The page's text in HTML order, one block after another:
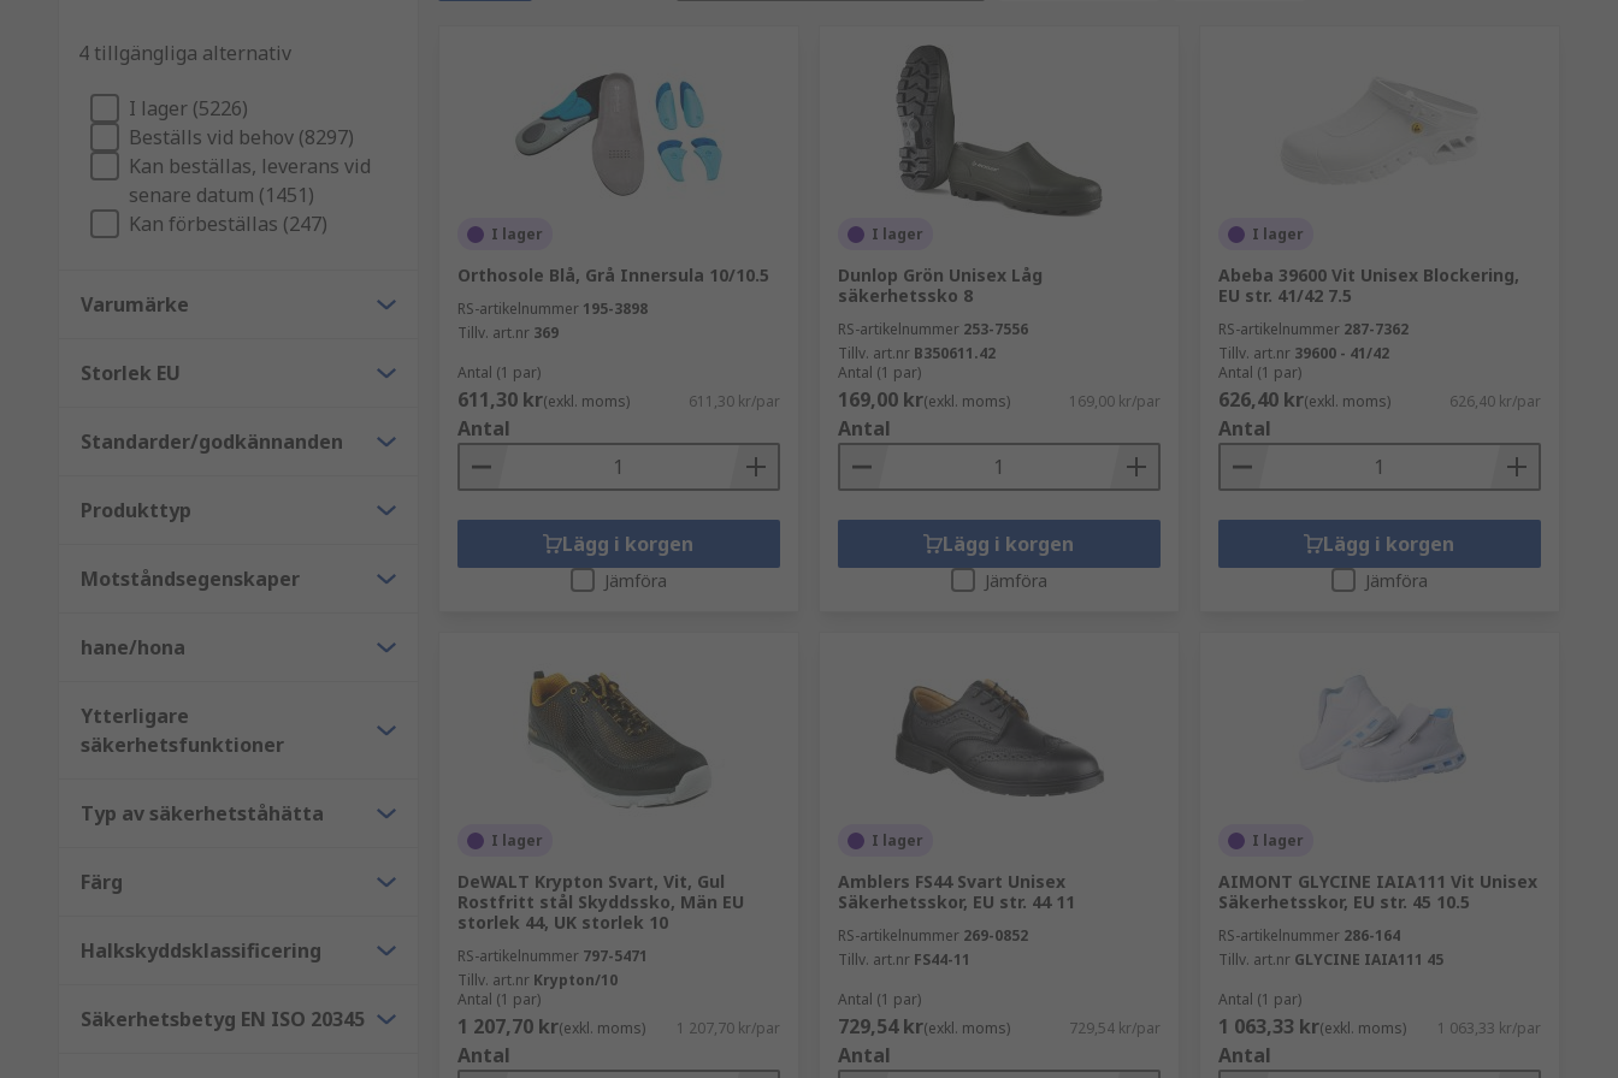
Hur graderas skyddsskor?
EN-standarder är det enklaste och snabbaste sättet att säkerställa att dina valda skyddsskor uppfyller de arbetsklädesstandarder du kräver. För mer
information, se vårSkyddsguide för skor
4 tillgängliga alternativ
I lager (5226)
Beställs vid behov (8297)
Kan beställas, leverans vid
senare datum (1451)
Kan förbeställas (247)
Varumärke
Storlek EU
Standarder/godkännanden
Produkttyp
Motståndsegenskaper
hane/hona
Ytterligare
säkerhetsfunktioner
Typ av säkerhetståhätta
Färg
Halkskyddsklassificering
Säkerhetsbetyg EN ISO 20345
I lager
Orthosole Blå, Grå Innersula 10/10.5
RS-artikelnummer 195-3898
Tillv. art.nr 369
Antal (1 par)
611,30 kr(exkl. moms) 611,30 kr/par
Antal
Lägg i korgen
Jämföra
I lager
Dunlop Grön Unisex Låg
säkerhetssko 8
RS-artikelnummer 253-7556
Tillv. art.nr B350611.42
Antal (1 par)
169,00 kr(exkl. moms) 169,00 kr/par
Antal
Lägg i korgen
Jämföra
I lager
Abeba 39600 Vit Unisex Blockering,
EU str. 41/42 7.5
RS-artikelnummer 287-7362
Tillv. art.nr 39600 - 41/42
Antal (1 par)
626,40 kr(exkl. moms) 626,40 kr/par
Antal
Lägg i korgen
Jämföra
I lager
DeWALT Krypton Svart, Vit, Gul
Rostfritt stål Skyddssko, Män EU
storlek 44, UK storlek 10
RS-artikelnummer 797-5471
Tillv. art.nr Krypton/10
Antal (1 par)
1 207,70 kr(exkl. moms) 1 207,70 kr/par
Antal
I lager
Amblers FS44 Svart Unisex
Säkerhetsskor, EU str. 44 11
RS-artikelnummer 269-0852
Tillv. art.nr FS44-11
Antal (1 par)
729,54 kr(exkl. moms) 729,54 kr/par
Antal
I lager
AIMONT GLYCINE IAIA111 Vit Unisex
Säkerhetsskor, EU str. 45 10.5
RS-artikelnummer 286-164
Tillv. art.nr GLYCINE IAIA111 45
Antal (1 par)
1 063,33 kr(exkl. moms) 1 063,33 kr/par
Antal